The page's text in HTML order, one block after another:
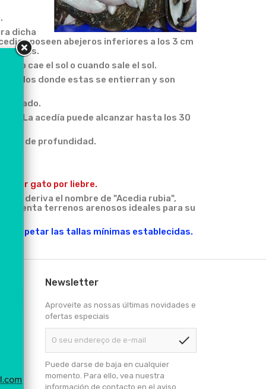
dicha
poseen abejeros inferiores a los 3 cm
cae el sol o cuando sale el sol.
fondos donde estas se entierran y son
pescado.
La acedía puede alcanzar hasta los 30
de profundidad.
dar gato por liebre.
y deriva el nombre de "Acedia rubia",
terrenos arenosos ideales para su
respetar las tallas mínimas establecidas.
Newsletter
Aproveite as nossas últimas novidades e
ofertas especiais
check
Puede darse de baja en cualquier
momento. Para ello, vea nuestra
información de contacto en el aviso